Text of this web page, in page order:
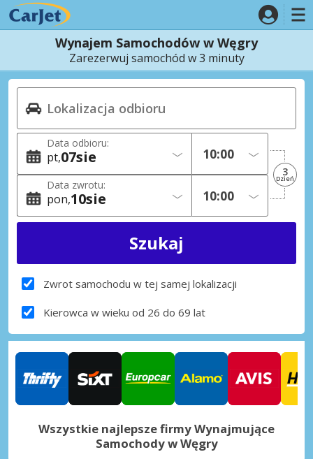
Wynajem Samochodów w Węgry
Zarezerwuj samochód w 3 minuty
Data odbioru:
pt 07sie
Data zwrotu:
pon 10sie
3
Dzień
Zwrot samochodu w tej samej lokalizacji
Kierowca w wieku od 26 do 69 lat
Wszystkie najlepsze firmy Wynajmujące
Samochody w Węgry